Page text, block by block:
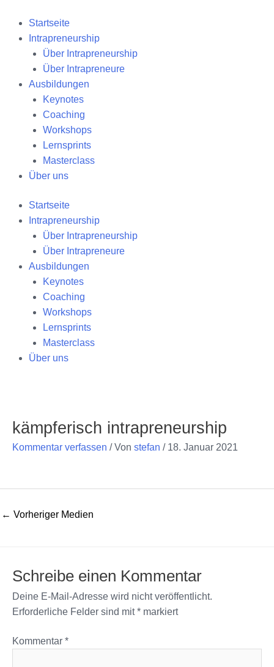
Inhalt
springen
Startseite
Intrapreneurship
Über Intrapreneurship
Über Intrapreneure
Ausbildungen
Keynotes
Coaching
Workshops
Lernsprints
Masterclass
Über uns
Startseite
Intrapreneurship
Über Intrapreneurship
Über Intrapreneure
Ausbildungen
Keynotes
Coaching
Workshops
Lernsprints
Masterclass
Über uns
kämpferisch intrapreneurship
Kommentar verfassen / Von stefan / 18. Januar 2021
← Vorheriger Medien
Schreibe einen Kommentar
Deine E-Mail-Adresse wird nicht veröffentlicht.
Erforderliche Felder sind mit* markiert
Kommentar *